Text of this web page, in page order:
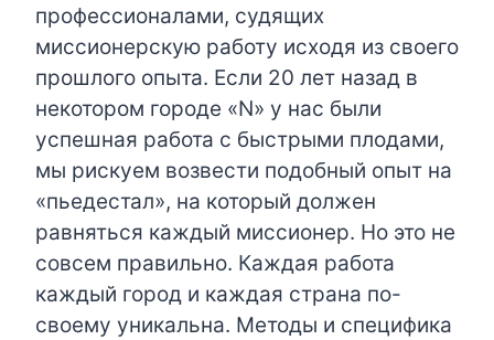
профессионалами, судящих
миссионерскую работу исходя из своего
прошлого опыта. Если 20 лет назад в
некотором городе «N» у нас были
успешная работа с быстрыми плодами,
мы рискуем возвести подобный опыт на
«пьедестал», на который должен
равняться каждый миссионер. Но это не
совсем правильно. Каждая работа
каждый город и каждая страна по-
своему уникальна. Методы и специфика